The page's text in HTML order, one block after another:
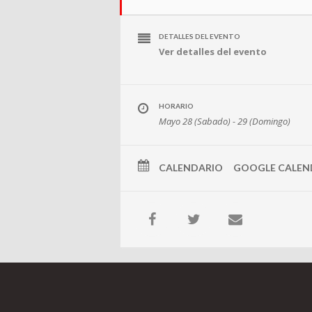
DETALLES DEL EVENTO
Ver detalles del evento
HORARIO
Mayo 28 (Sabado) - 29 (Domingo)
CALENDARIO GOOGLE